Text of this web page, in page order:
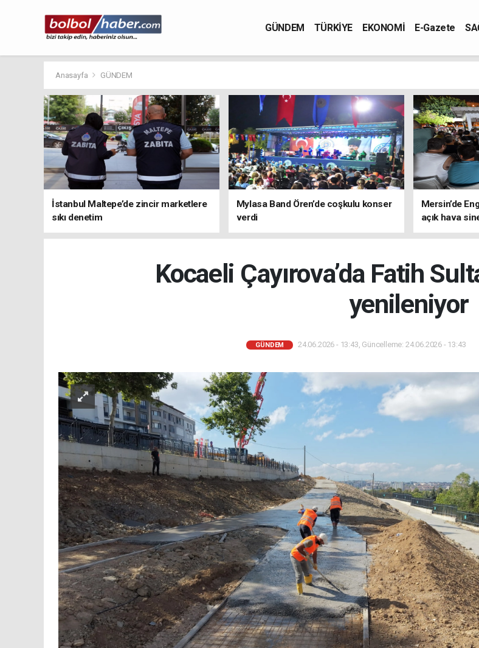
GÜNDEM TÜRKİYE EKONOMİ E-Gazete
Anasayfa GÜNDEM
İstanbul Maltepe’de zincir marketlere
sıkı denetim
Mylasa Band Ören’de coşkulu konser
verdi
Mersin’de
açık hava
Kocaeli Çayırova’da Fatih
yenileniyor
GÜNDEM 24.06.2026 - 13:43, Güncelleme: 24.06.2026 - 13:43